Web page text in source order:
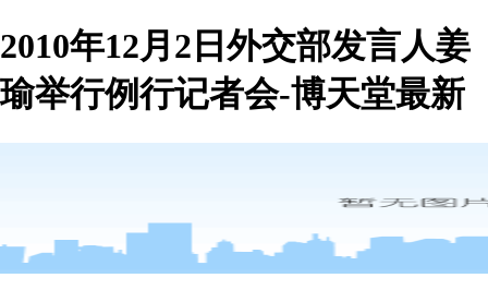
2010年12月2日外交部发言人姜
瑜举行例行记者会-博天堂最新